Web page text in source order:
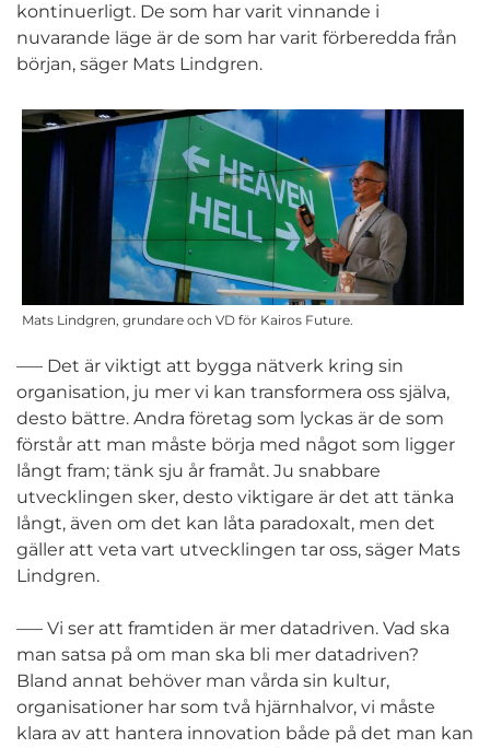
kontinuerligt. De som har varit vinnande i
nuvarande läge är de som har varit förberedda från
början, säger Mats Lindgren.
Mats Lindgren, grundare och VD för Kairos Future.
–— Det är viktigt att bygga nätverk kring sin
organisation, ju mer vi kan transformera oss själva,
desto bättre. Andra företag som lyckas är de som
förstår att man måste börja med något som ligger
långt fram; tänk sju år framåt. Ju snabbare
utvecklingen sker, desto viktigare är det att tänka
långt, även om det kan låta paradoxalt, men det
gäller att veta vart utvecklingen tar oss, säger Mats
Lindgren.
–— Vi ser att framtiden är mer datadriven. Vad ska
man satsa på om man ska bli mer datadriven?
Bland annat behöver man vårda sin kultur,
organisationer har som två hjärnhalvor, vi måste
klara av att hantera innovation både på det man kan